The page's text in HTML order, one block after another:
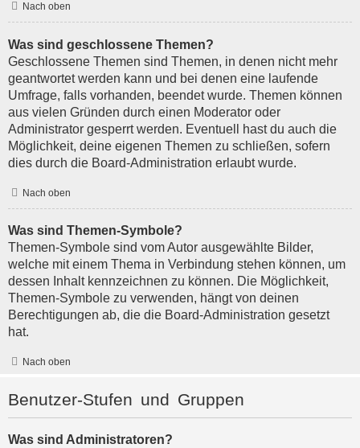
Nach oben
Was sind geschlossene Themen?
Geschlossene Themen sind Themen, in denen nicht mehr
geantwortet werden kann und bei denen eine laufende
Umfrage, falls vorhanden, beendet wurde. Themen können
aus vielen Gründen durch einen Moderator oder
Administrator gesperrt werden. Eventuell hast du auch die
Möglichkeit, deine eigenen Themen zu schließen, sofern
dies durch die Board-Administration erlaubt wurde.
Nach oben
Was sind Themen-Symbole?
Themen-Symbole sind vom Autor ausgewählte Bilder,
welche mit einem Thema in Verbindung stehen können, um
dessen Inhalt kennzeichnen zu können. Die Möglichkeit,
Themen-Symbole zu verwenden, hängt von deinen
Berechtigungen ab, die die Board-Administration gesetzt
hat.
Nach oben
Benutzer-Stufen und Gruppen
Was sind Administratoren?